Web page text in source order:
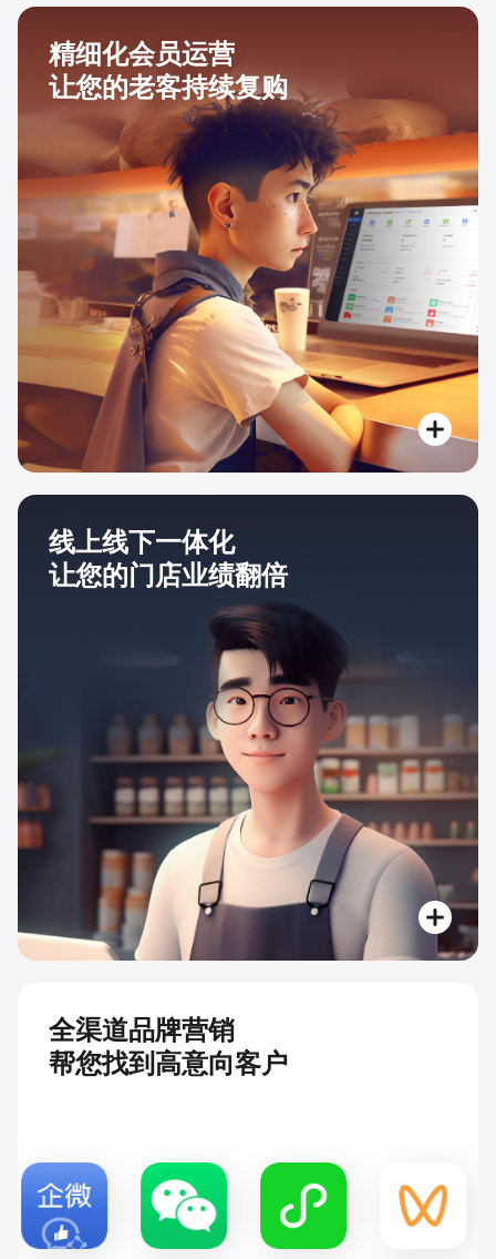
精细化会员运营
让您的老客持续复购
线上线下一体化
让您的门店业绩翻倍
全渠道品牌营销
帮您找到高意向客户